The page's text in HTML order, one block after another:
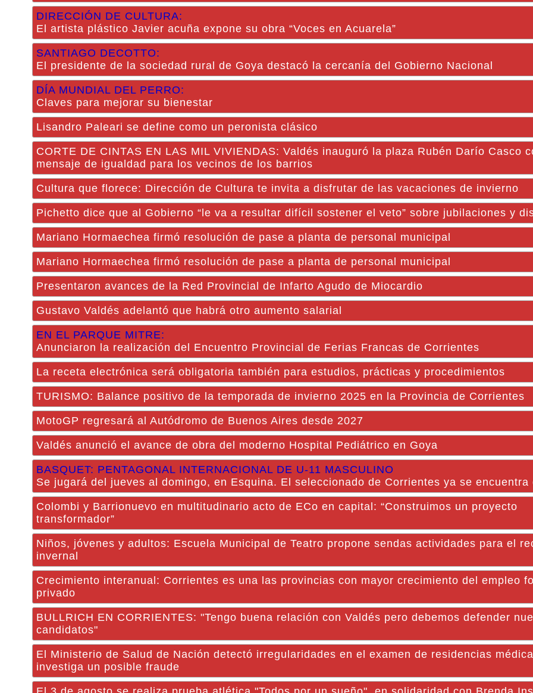
DIRECCIÓN DE CULTURA:
El artista plástico Javier acuña expone su obra “Voces en Acuarela”
SANTIAGO DECOTTO:
El presidente de la sociedad rural de Goya destacó la cercanía del Gobierno Nacional
DÍA MUNDIAL DEL PERRO:
Claves para mejorar su bienestar
Lisandro Paleari se define como un peronista clásico
CORTE DE CINTAS EN LAS MIL VIVIENDAS: Valdés inauguró la plaza Rubén Darío Casco
mensaje de igualdad para los vecinos de los barrios
Cultura que florece: Dirección de Cultura te invita a disfrutar de las vacaciones de invierno
Pichetto dice que al Gobierno “le va a resultar difícil sostener el veto” sobre jubilaciones y
Mariano Hormaechea firmó resolución de pase a planta de personal municipal
Mariano Hormaechea firmó resolución de pase a planta de personal municipal
Presentaron avances de la Red Provincial de Infarto Agudo de Miocardio
Gustavo Valdés adelantó que habrá otro aumento salarial
EN EL PARQUE MITRE:
Anunciaron la realización del Encuentro Provincial de Ferias Francas de Corrientes
La receta electrónica será obligatoria también para estudios, prácticas y procedimientos
TURISMO: Balance positivo de la temporada de invierno 2025 en la Provincia de Corrientes
MotoGP regresará al Autódromo de Buenos Aires desde 2027
Valdés anunció el avance de obra del moderno Hospital Pediátrico en Goya
BASQUET: PENTAGONAL INTERNACIONAL DE U-11 MASCULINO
Se jugará del jueves al domingo, en Esquina. El seleccionado de Corrientes ya se encuentra
Colombi y Barrionuevo en multitudinario acto de ECo en capital: “Construimos un proyecto
transformador”
Niños, jóvenes y adultos: Escuela Municipal de Teatro propone sendas actividades para el
invernal
Crecimiento interanual: Corrientes es una las provincias con mayor crecimiento del empleo
privado
BULLRICH EN CORRIENTES: "Tengo buena relación con Valdés pero debemos defender
candidatos"
El Ministerio de Salud de Nación detectó irregularidades en el examen de residencias
investiga un posible fraude